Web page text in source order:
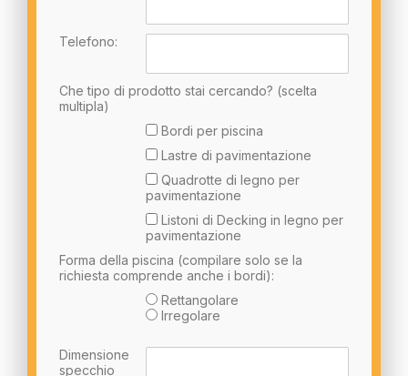
Telefono:
Che tipo di prodotto stai cercando? (scelta
multipla)
Bordi per piscina
Lastre di pavimentazione
Quadrotte di legno per
pavimentazione
Listoni di Decking in legno per
pavimentazione
Forma della piscina (compilare solo se la
richiesta comprende anche i bordi):
Rettangolare
Irregolare
Dimensione
specchio